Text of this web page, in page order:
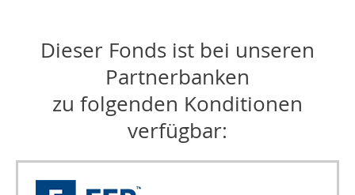
Dieser Fonds ist bei unseren
Partnerbanken
zu folgenden Konditionen
verfügbar: